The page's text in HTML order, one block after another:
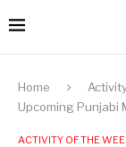
Home
Upcoming Punjabi
ACTIVITY OF THE